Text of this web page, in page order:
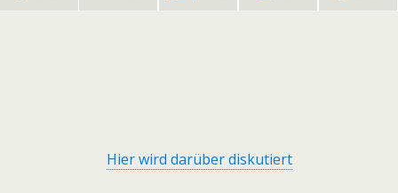
Hier wird darüber diskutiert